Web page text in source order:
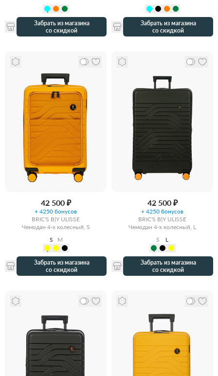
Забрать из магазина
со скидкой
Забрать из магазина
со скидкой
42 500 ₽
+ 4250 бонусов
BRIC'S B|Y ULISSE
Чемодан 4-х колесный, S
S
M
Забрать из магазина
со скидкой
42 500 ₽
+ 4250 бонусов
BRIC'S B|Y ULISSE
Чемодан 4-х колесный, L
S
L
Забрать из магазина
со скидкой